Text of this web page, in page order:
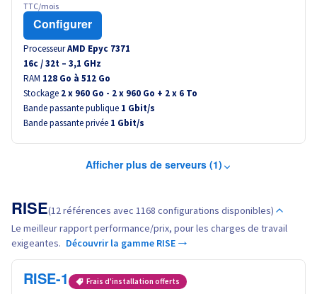
TTC/mois
Configurer
ProcesseurAMD Epyc 7371
16c /32t – 3,1 GHz
RAM 128 Go à 512 Go
Stockage 2 x 960 Go - 2 x 960 Go + 2 x 6 To
Bande passante publique 1 Gbit/s
Bande passante privée 1 Gbit/s
Afficher plus de serveurs (1)
RISE(12 références avec 1168 configurations disponibles)
Le meilleur rapport performance/prix, pour les charges de travail
exigeantes. Découvrir la gamme RISE →
RISE-1 Frais d'installation offerts